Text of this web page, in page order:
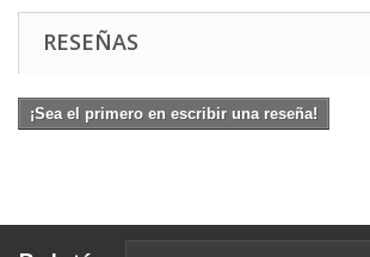
RESEÑAS
¡Sea el primero en escribir una reseña!